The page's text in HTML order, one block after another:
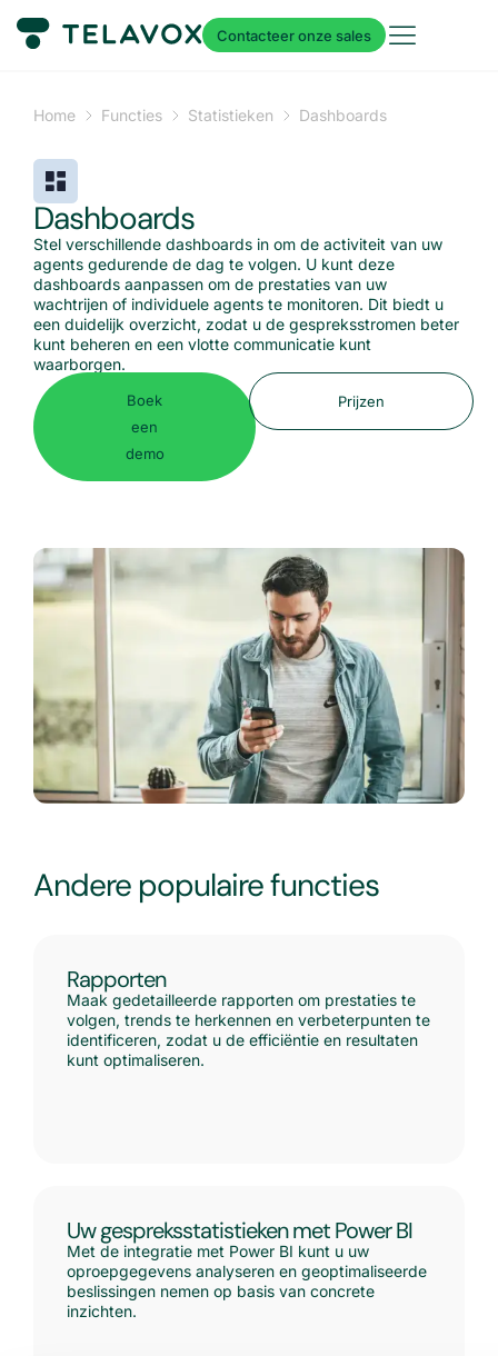
Contacteer onze sales
Home Functies Statistieken Dashboards
Dashboards
Stel verschillende dashboards in om de activiteit van uw
agents gedurende de dag te volgen. U kunt deze
dashboards aanpassen om de prestaties van uw
wachtrijen of individuele agents te monitoren. Dit biedt u
een duidelijk overzicht, zodat u de gespreksstromen beter
kunt beheren en een vlotte communicatie kunt
waarborgen.
Boek
een
demo
Prijzen
Andere populaire functies
Rapporten
Maak gedetailleerde rapporten om prestaties te
volgen, trends te herkennen en verbeterpunten te
identificeren, zodat u de efficiëntie en resultaten
kunt optimaliseren.
Uw gespreksstatistieken met Power BI
Met de integratie met Power BI kunt u uw
oproepgegevens analyseren en geoptimaliseerde
beslissingen nemen op basis van concrete
inzichten.